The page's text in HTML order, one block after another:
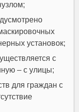
установок;
с
– с улицы;
для граждан с